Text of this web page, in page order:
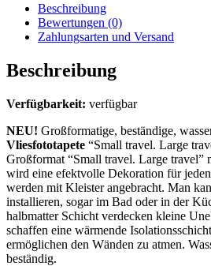
Beschreibung
Bewertungen (0)
Zahlungsarten und Versand
Beschreibung
Verfügbarkeit: verfügbar
NEU! Großformatige, beständige,
Vliesfototapete “Small travel. Large
Großformat “Small travel. Large travel”
wird eine efektvolle Dekoration für
werden mit Kleister angebracht. Man
installieren, sogar im Bad oder in der
halbmatter Schicht verdecken kleine
schaffen eine wärmende
ermöglichen den Wänden zu atmen.
beständig.